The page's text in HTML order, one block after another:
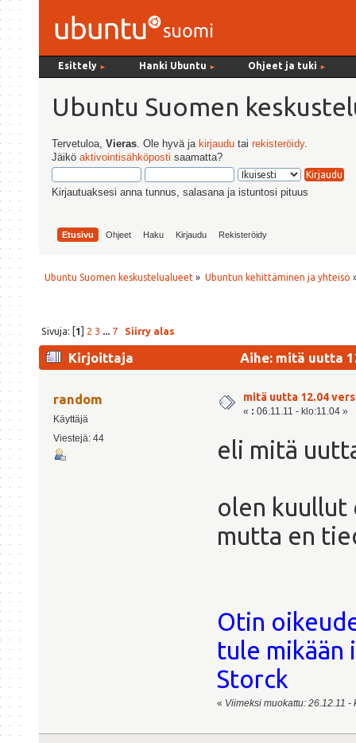
Esittely ► Hanki Ubuntu ► Ohjeet ja tuki ►
Ubuntu Suomen
Tervetuloa,Vieras . Ole hyvä ja kirjaudu tairekisteröidy.
Jäiköaktivointisähköposti saamatta?
Kirjautuaksesi anna tunnus, salasana ja istuntosi pituus
Etusivu Ohjeet Haku Kirjaudu Rekisteröidy
Ubuntu Suomen keskustelualueet » Ubuntun kehittäminen ja yhteisö
Sivuja: [1] 2 3 ... 7 Siirry alas
Kirjoittaja Aihe: mitä uutta
random
Käyttäjä
Viestejä: 44
mitä uutta 12.04
« : 06.11.11 - klo:11.04 »
eli mitä
olen kuullut
mutta en
Otin
tule mikään
Storck
« Viimeksi muokattu: 26.12.11